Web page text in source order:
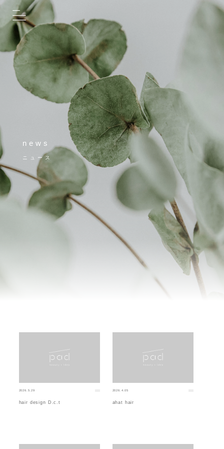
news
ニュース
2026.5.29
hair design D.c.t
2026.4.05
ahat hair